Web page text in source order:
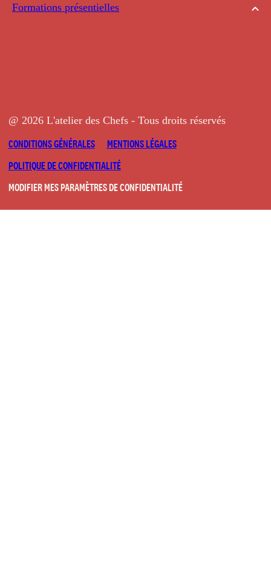
Formations présentielles
@ 2026 L'atelier des Chefs - Tous droits réservés
CONDITIONS GÉNÉRALES
MENTIONS LÉGALES
POLITIQUE DE CONFIDENTIALITÉ
MODIFIER MES PARAMÈTRES DE CONFIDENTIALITÉ